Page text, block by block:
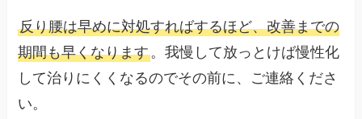
反り腰は早めに対処すればするほど、改善までの
期間も早くなります。我慢して放っとけば慢性化
して治りにくくなるのでその前に、ご連絡くださ
い。